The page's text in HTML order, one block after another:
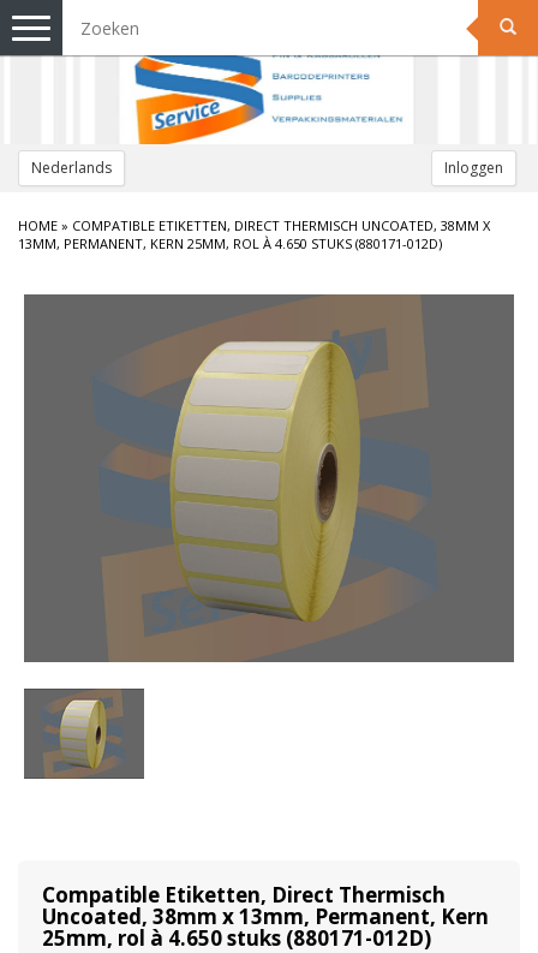
Nederlands Inloggen
Toggle
navigation
HOME » COMPATIBLE ETIKETTEN, DIRECT THERMISCH UNCOATED, 38MM X
13MM, PERMANENT, KERN 25MM, ROL À 4.650 STUKS (880171-012D)
Compatible Etiketten, Direct Thermisch
Uncoated, 38mm x 13mm, Permanent, Kern
25mm, rol à 4.650 stuks (880171-012D)